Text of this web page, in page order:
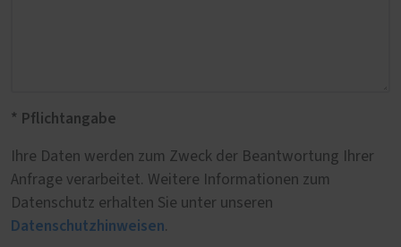
* Pflichtangabe
Ihre Daten werden zum Zweck der Beantwortung Ihrer
Anfrage verarbeitet. Weitere Informationen zum
Datenschutz erhalten Sie unter unseren
Datenschutzhinweisen.